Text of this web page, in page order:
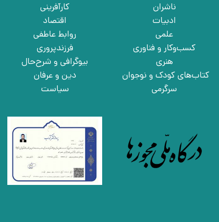
ناشران
ادبیات
علمی
کسب‌وکار و فناوری
هنری
کتاب‌های کودک و نوجوان
سرگرمی
کارآفرینی
اقتصاد
روابط عاطفی
فرزندپروری
بیوگرافی و شرح‌حال
دین و عرفان
سیاست